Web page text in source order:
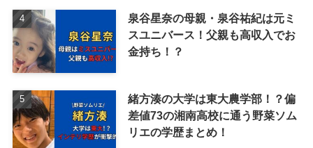
泉谷星奈の母親・泉谷祐紀は元ミ
スユニバース！父親も高収入でお
金持ち！？
緒方湊の大学は東大農学部！？偏
差値73の湘南高校に通う野菜ソム
リエの学歴まとめ！